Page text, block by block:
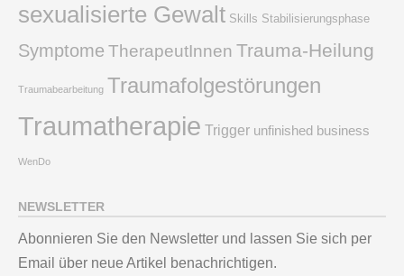
sexualisierte Gewalt Skills Stabilisierungsphase
Symptome TherapeutInnen Trauma-Heilung
Traumabearbeitung Traumafolgestörungen
Traumatherapie Trigger unfinished business
WenDo
NEWSLETTER
Abonnieren Sie den Newsletter und lassen Sie sich per
Email über neue Artikel benachrichtigen.